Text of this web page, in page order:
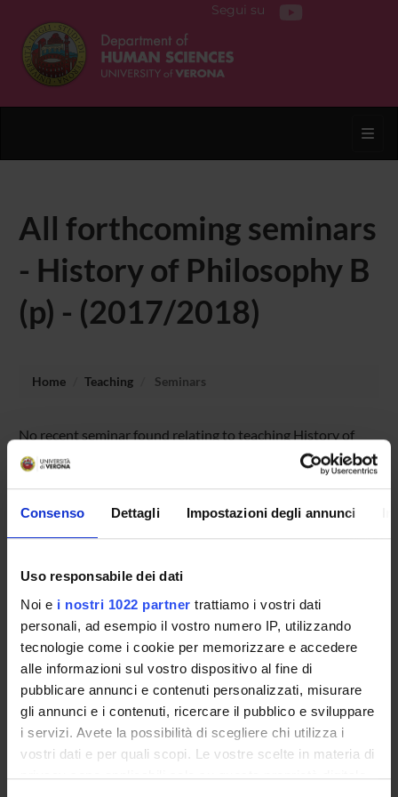
Consenso Dettagli Impostazioni degli annunci
Uso responsabile dei dati
Noi e i nostri 1022 partner trattiamo i vostri dati
personali, ad esempio il vostro numero IP, utilizzando
tecnologie come i cookie per memorizzare e accedere
alle informazioni sul vostro dispositivo al fine di
pubblicare annunci e contenuti personalizzati, misurare
gli annunci e i contenuti, ricercare il pubblico e sviluppare
i servizi. Avete la possibilità di scegliere chi utilizza i
vostri dati e per quali scopi. Le vostre scelte in materia di
privacy sono applicabili solo su questa proprietà digitale
Segui su
All forthcoming seminars
- History of Philosophy B
(p) - (2017/2018)
Home Teaching Seminars
No recent seminar found relating to teaching History of
Philosophy B (p) .
STUDYING
COURSES
PHD PROGRAMMES AND POSTGRADUATE
TRAINING
Contacts
People
Places
Calendar